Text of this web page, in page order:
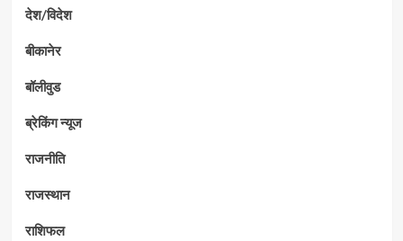
देश/विदेश
बीकानेर
बॉलीवुड
ब्रेकिंग न्यूज
राजनीति
राजस्थान
राशिफल